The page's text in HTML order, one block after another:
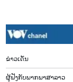
ຂ່າວເດັ່ນ
ຜູ້​ຟັງ​ກັບ​ພາກ​ພາ​ສາ​ລາວ